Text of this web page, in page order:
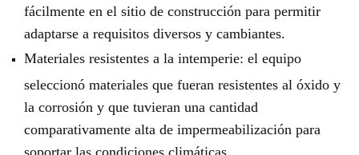
fácilmente en el sitio de construcción para permitir
adaptarse a requisitos diversos y cambiantes.
Materiales resistentes a la intemperie: el equipo
seleccionó materiales que fueran resistentes al óxido y
la corrosión y que tuvieran una cantidad
comparativamente alta de impermeabilización para
soportar las condiciones climáticas.